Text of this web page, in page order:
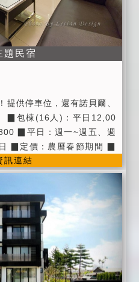
題民宿
提供停車位，還有諾貝爾、
▉包棟(16人)：平日12,00
▉平日：週一~週五、週
▉定價：農曆春節期間 ▉
、飲水機、寬頻上網wifi。
▉提供早餐券。 ▉提供諾
▉退房時間:隔日上午1
示您的證件，以便我們登
請您將住宿費一併繳交。 ▉
吸煙、請勿攜帶寵物。 ▉為
持輕聲細語，相互尊重住
物品、請自行妥善保管、
訊連結